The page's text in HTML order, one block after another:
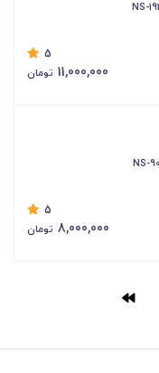
5
11,000,000 تومان
5
8,000,000 تومان